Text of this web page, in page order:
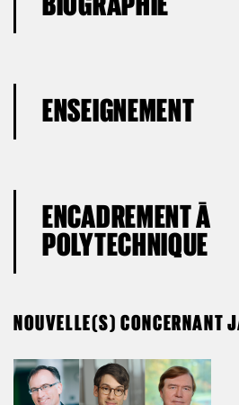
ENSEIGNEMENT
ENCADREMENT À
POLYTECHNIQUE
NOUVELLE(S) CONCERNANT